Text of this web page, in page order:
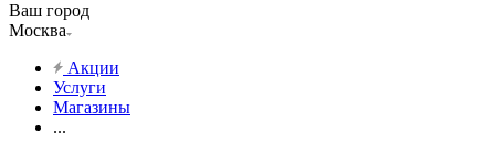
Ваш город
Москва
Акции
Услуги
Магазины
...